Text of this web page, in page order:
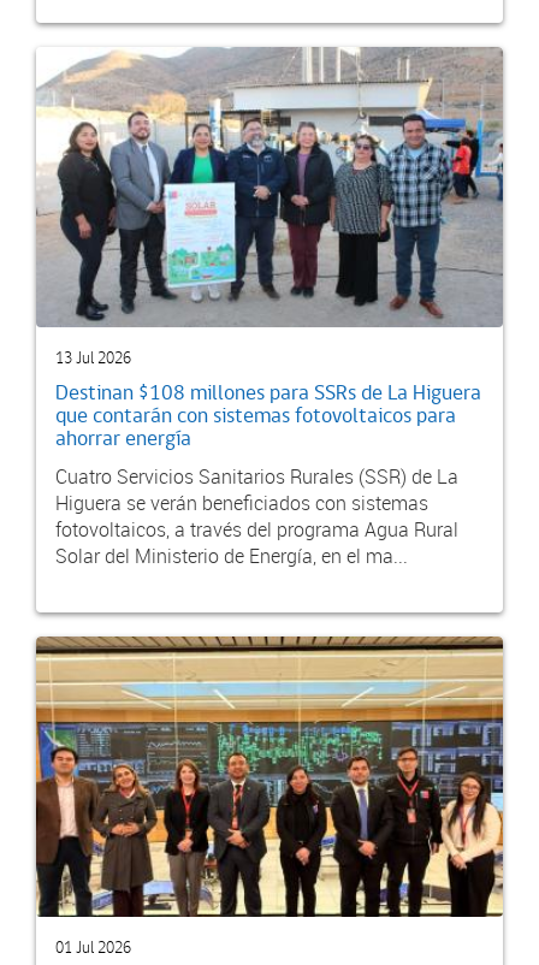
13 Jul 2026
Destinan $108 millones para SSRs de La Higuera
que contarán con sistemas fotovoltaicos para
ahorrar energía
Cuatro Servicios Sanitarios Rurales (SSR) de La
Higuera se verán beneficiados con sistemas
fotovoltaicos, a través del programa Agua Rural
Solar del Ministerio de Energía, en el ma...
01 Jul 2026